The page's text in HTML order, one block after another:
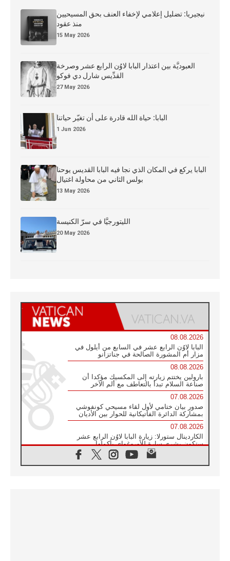
نيجيريا: تضليل إعلامي لإخفاء العنف بحق المسيحيين
منذ عقود
15 May 2026
العبوديَّة بين اعتذار البابا لاوُن الرابع عشر وصرخة
القدِّيس شارل دي فوكو
27 May 2026
البابا: حياة الله قادرة على أن تغيّر حياتنا
1 Jun 2026
البابا يركع في المكان الذي نجا فيه البابا القديس يوحنا
بولس الثاني من محاولة اغتيال
13 May 2026
الليتورجيَّا في سرّ الكنيسة
20 May 2026
08.08.2026
البابا لاوُن الرابع عشر في السابع من أيلول في
مزار أم المشورة الصالحة في جناتزانو
08.08.2026
بارولين يختتم زيارته إلى المكسيك مؤكدا أن
صناعة السلام تبدأ بالتعاطف مع ألم الآخر
07.08.2026
صدور بيان ختامي لأول لقاء مسيحي كونفوشي
بمشاركة الدائرة الفاتيكانية للحوار بين الأديان
07.08.2026
الكاردينال ستورلا: زيارة البابا لاوُن الرابع عشر
ستكون بشرى سارة للأوروغواي بأكملها
الفاتيكان يعلن برنامج الزيارة الرسولية للبابا لاوُن